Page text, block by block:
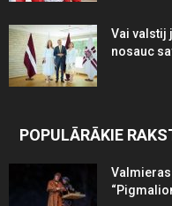
Vai valstij
nosauc
POPULĀRĀKIE